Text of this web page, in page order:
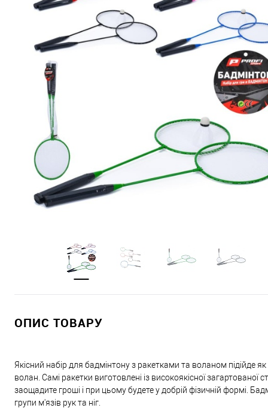
ОПИС ТОВАРУ
Якісний набір для бадмінтону з ракетками та воланом підійде
волан. Самі ракетки виготовлені із високоякісної загартованої
заощадите гроші і при цьому будете у добрій фізичній формі.
групи м'язів рук та ніг.